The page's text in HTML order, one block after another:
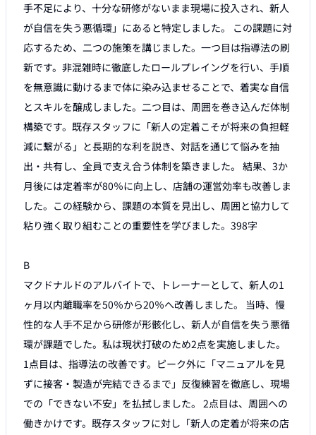
手不足により、十分な研修がないまま現場に投入され、新人
が自信を失う悪循環」にあると特定しました。 この課題に対
応するため、二つの施策を講じました。一つ目は指導法の刷
新です。非混雑時に徹底したロールプレイングを行い、手順
を無意識に動けるまで体に染み込ませることで、着実な自信
とスキルを醸成しました。二つ目は、周囲を巻き込んだ体制
構築です。既存スタッフに「新人の定着こそが将来の負担軽
減に繋がる」と長期的な利を説き、対話を通じて悩みを抽
出・共有し、全員で支え合う体制を築きました。 結果、3か
月後には定着率が80％に向上し、店舗の運営効率も改善しま
した。この経験から、課題の本質を見出し、周囲と協力して
粘り強く取り組むことの重要性を学びました。398字
B
マクドナルドのアルバイトで、トレーナーとして、新人の1
ヶ月以内離職率を50％から20％へ改善しました。 当時、慢
性的な人手不足から研修が形骸化し、新人が自信を失う悪循
環が課題でした。私は現状打破のため2点を実施しました。
1点目は、指導法の改善です。ピーク外に「マニュアルを見
ずに接客・製造が完結できるまで」反復練習を徹底し、現場
での「できない不安」を払拭しました。 2点目は、周囲への
働きかけです。既存スタッフに対し「新人の定着が将来の店